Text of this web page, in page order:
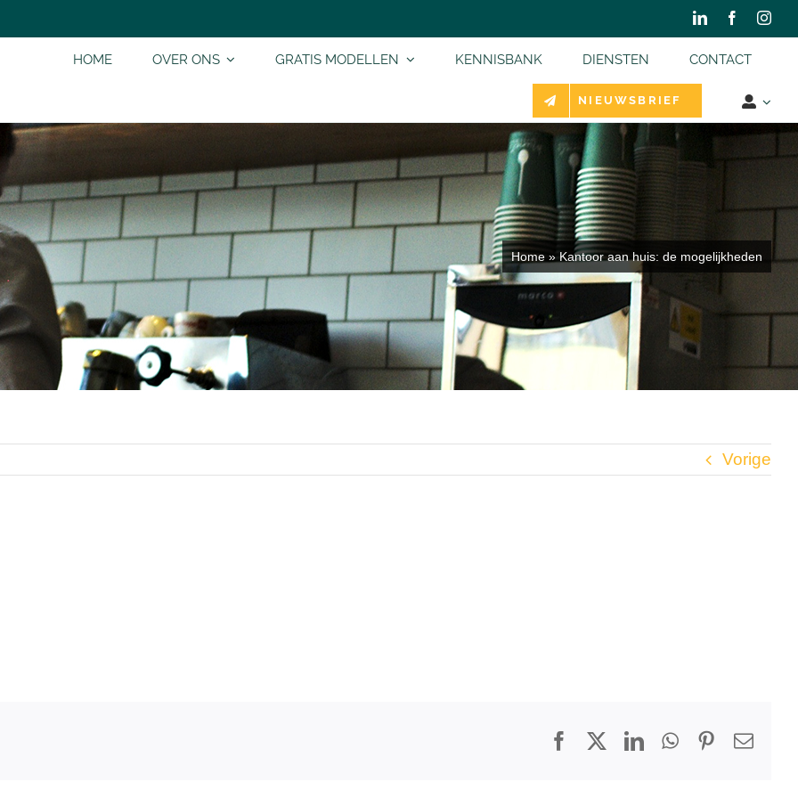
HOME OVER ONS GRATIS MODELLEN KENNISBANK DIENSTEN CONTACT
NIEUWSBRIEF
Home » Kantoor aan huis: de mogelijkheden
Vorige
FacebookLinkedInWhatsApp
Pinterest
E-